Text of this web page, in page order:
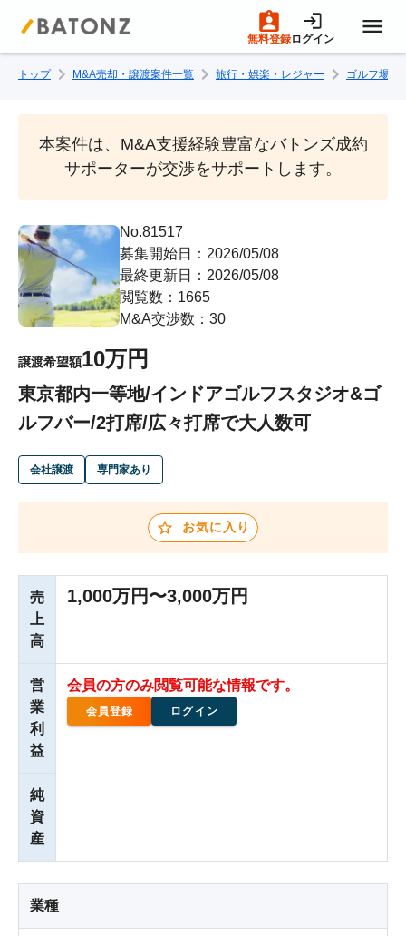
無料登録ログイン
トップページ
M&A案件一覧
売りたい方へ
買いたい方へ
成約事例
M&A専門家の方へ
トップ M&A売却・譲渡案件一覧 旅行・娯楽・レジャー ゴルフ場・
本案件は、M&A支援経験豊富なバトンズ成約
サポーターが交渉をサポートします。
No.81517
募集開始日：2026/05/08
最終更新日：2026/05/08
閲覧数：1665
M&A交渉数：30
譲渡希望額10万円
東京都内一等地/インドアゴルフスタジオ&ゴ
ルフバー/2打席/広々打席で大人数可
会社譲渡 専門家あり
お気に入り
売
上
高
1,000万円〜3,000万円
営
業
利
益
会員の方のみ閲覧可能な情報です。
会員登録 ログイン
純
資
産
業種